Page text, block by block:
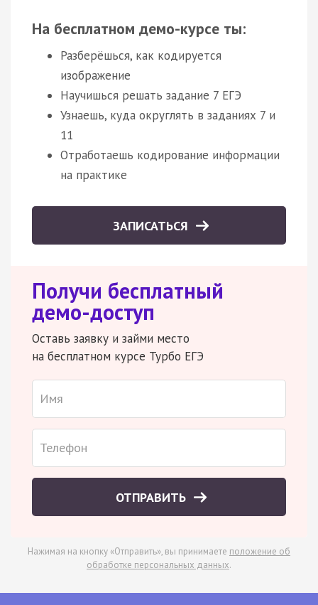
На бесплатном демо-курсе ты:
Разберёшься, как кодируется
изображение
Научишься решать задание 7 ЕГЭ
Узнаешь, куда округлять в заданиях 7 и
11
Отработаешь кодирование информации
на практике
ЗАПИСАТЬСЯ
Получи бесплатный
демо-доступ
Оставь заявку и займи место
на бесплатном курсе Турбо ЕГЭ
ОТПРАВИТЬ
Нажимая на кнопку «Отправить», вы принимаете положение об
обработке персональных данных.